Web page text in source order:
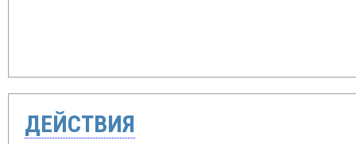
ДЕЙСТВИЯ